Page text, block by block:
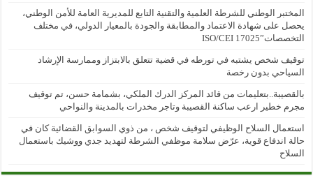
المختبر الوطني للشرطة العلمية والتقنية التابع للمديرية العامة للأمن الوطني،
يحصل على شهادة الاعتماد والمطابقة والجودة بالمعيار الدولي، في مختلف
التخصصات”ISO/CEI 17025
توقيف شخص يشتبه في تورطه في قضية تتعلق بالابتزاز وممارسة الإرشاد
السياحي بدون رخصة
بالقصيبة..بتعليمات من قائد المركز الدرك الملكي، بشمامة حسن، تم توقيف
مجرم خطير ارعب ساكنة القصيبة وتاجر مخدرات بالمدينة والنواحي
استعمال السلاح الوظيفي لتوقيف شخص ، من ذوي السوابق القضائية كان في
حالة اندفاع قوية، عرّض سلامة موظفي الشرطة لتهديد جدي ووشيك باستعمال
السلاح